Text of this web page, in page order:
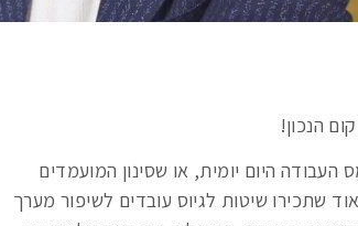
הנכון!
היום יומית, או שסינון המועמדים
שתכירו שיטות לגיוס עובדים לשיפור מערך